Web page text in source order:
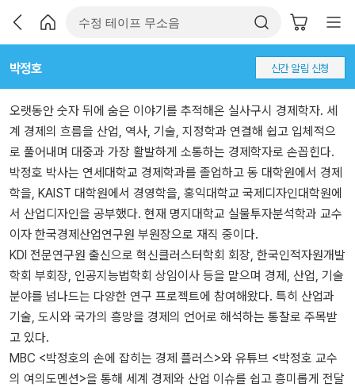
박정호 신간 알림 신청
오랫동안 숫자 뒤에 숨은 이야기를 추적해온 실사구시 경제학자. 세
계 경제의 흐름을 산업, 역사, 기술, 지정학과 연결해 쉽고 입체적으
로 풀어내며 대중과 가장 활발하게 소통하는 경제학자로 손꼽힌다.
박정호 박사는 연세대학교 경제학과를 졸업하고 동 대학원에서 경제
학을, KAIST 대학원에서 경영학을, 홍익대학교 국제디자인대학원에
서 산업디자인을 공부했다. 현재 명지대학교 실물투자분석학과 교수
이자 한국경제산업연구원 부원장으로 재직 중이다.
KDI 전문연구원 출신으로 혁신클러스터학회 회장, 한국인적자원개발
학회 부회장, 인공지능법학회 상임이사 등을 맡으며 경제, 산업, 기술
분야를 넘나드는 다양한 연구 프로젝트에 참여해왔다. 특히 산업과
기술, 도시와 국가의 흥망을 경제의 언어로 해석하는 통찰로 주목받
고 있다.
MBC <박정호의 손에 잡히는 경제 플러스>와 유튜브 <박정호 교수
의 여의도멘션>을 통해 세계 경제와 산업 이슈를 쉽고 흥미롭게 전달